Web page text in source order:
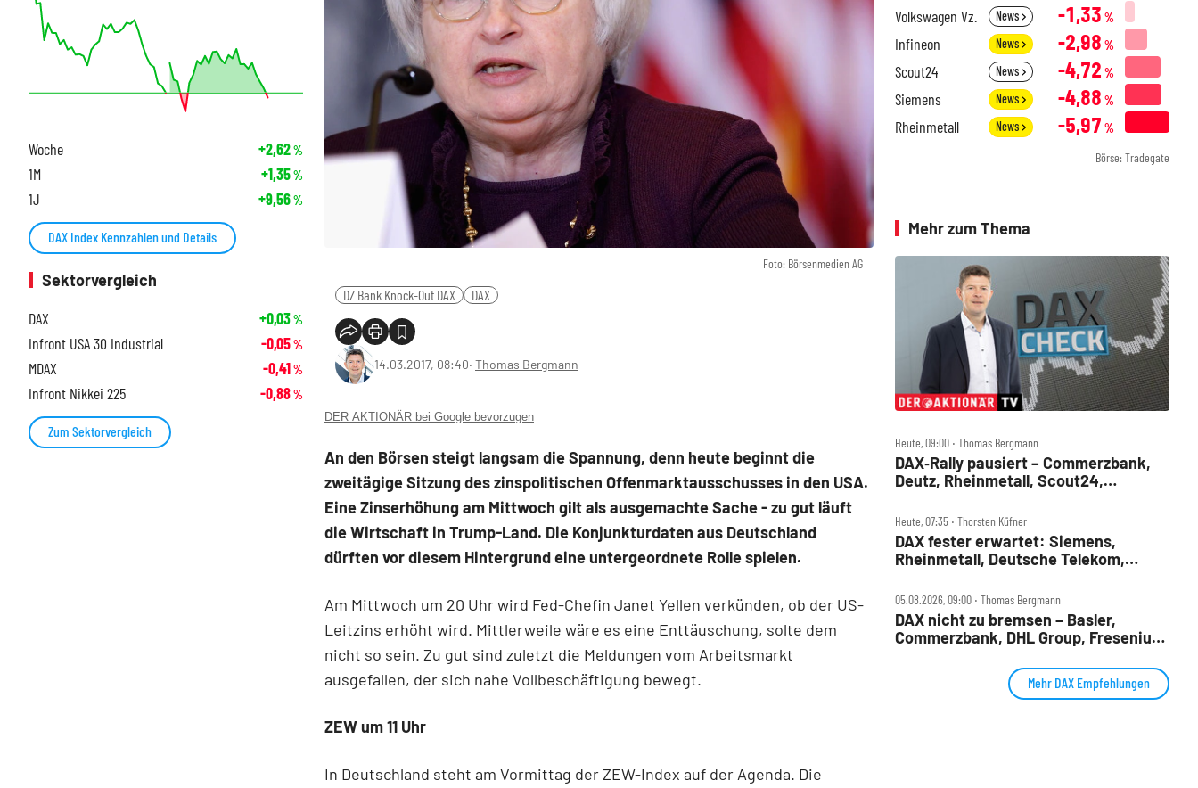
Foto: Börsenmedien AG
DZ Bank Knock-Out DAX DAX
14.03.2017, 08:40‧ Thomas Bergmann
DER AKTIONÄR bei Google bevorzugen
An den Börsen steigt langsam die Spannung, denn heute beginnt die
zweitägige Sitzung des zinspolitischen Offenmarktausschusses in den USA.
Eine Zinserhöhung am Mittwoch gilt als ausgemachte Sache - zu gut läuft
die Wirtschaft in Trump-Land. Die Konjunkturdaten aus Deutschland
dürften vor diesem Hintergrund eine untergeordnete Rolle spielen.
Am Mittwoch um 20 Uhr wird Fed-Chefin Janet Yellen verkünden, ob der US-
Leitzins erhöht wird. Mittlerweile wäre es eine Enttäuschung, solte dem
nicht so sein. Zu gut sind zuletzt die Meldungen vom Arbeitsmarkt
ausgefallen, der sich nahe Vollbeschäftigung bewegt.
ZEW um 11 Uhr
In Deutschland steht am Vormittag der ZEW-Index auf der Agenda. Die
Woche +2,62%
1M +1,35%
1J +9,56%
DAX Index Kennzahlen und Details
Sektorvergleich
DAX
+0,03%
Infront USA 30 Industrial -0,05%
MDAX -0,41%
Infront Nikkei 225 -0,88%
Zum Sektorvergleich
Volkswagen Vz. News -1,33 %
Infineon News -2,98 %
Scout24 News -4,72 %
Siemens News -4,88 %
Rheinmetall News -5,97 %
Börse: Tradegate
Mehr zum Thema
Heute, 09:00 ‧ Thomas Bergmann
DAX‑Rally pausiert – Commerzbank,
Deutz, Rheinmetall, Scout24,
Check
Heute, 07:35 ‧ Thorsten Küfner
DAX fester erwartet: Siemens,
Rheinmetall, Deutsche Telekom,
05.08.2026, 09:00 ‧ Thomas Bergmann
DAX nicht zu bremsen – Basler,
Commerzbank, DHL Group, Fresenius,
Mehr DAX Empfehlungen